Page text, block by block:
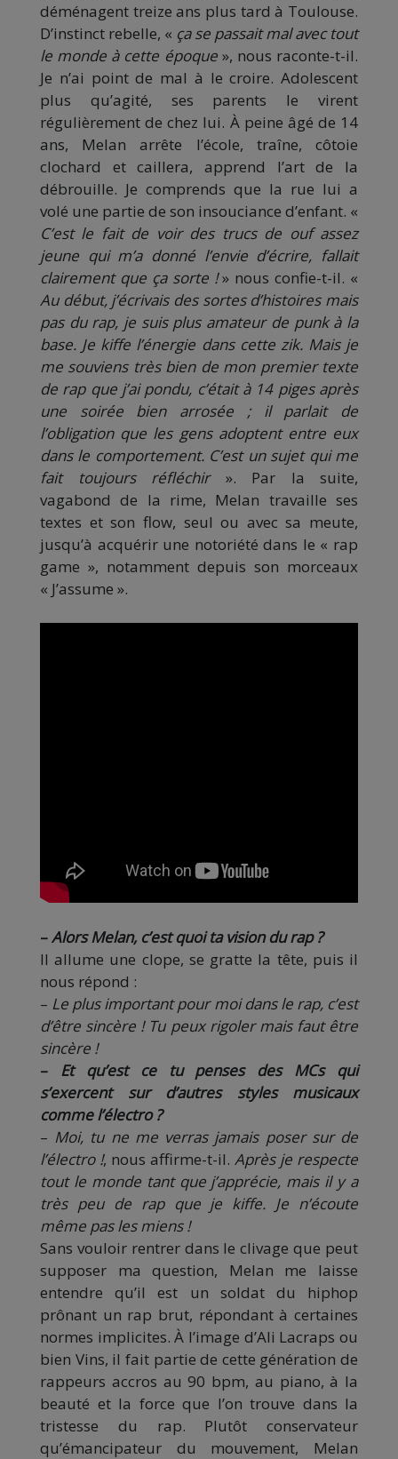
déménagent treize ans plus tard à Toulouse.
D’instinct rebelle, « ça se passait mal avec tout
le monde à cette époque », nous raconte-t-il.
Je n’ai point de mal à le croire. Adolescent
plus qu’agité, ses parents le virent
régulièrement de chez lui. À peine âgé de 14
ans, Melan arrête l’école, traîne, côtoie
clochard et caillera, apprend l’art de la
débrouille. Je comprends que la rue lui a
volé une partie de son insouciance d’enfant. «
C’est le fait de voir des trucs de ouf assez
jeune qui m’a donné l’envie d’écrire, fallait
clairement que ça sorte !» nous confie-t-il. «
Au début, j’écrivais des sortes d’histoires mais
pas du rap, je suis plus amateur de punk à la
base. Je kiffe l’énergie dans cette zik. Mais je
me souviens très bien de mon premier texte
de rap que j’ai pondu, c’était à 14 piges après
une soirée bien arrosée ; il parlait de
l’obligation que les gens adoptent entre eux
dans le comportement. C’est un sujet qui me
fait toujours réfléchir». Par la suite,
vagabond de la rime, Melan travaille ses
textes et son flow, seul ou avec sa meute,
jusqu’à acquérir une notoriété dans le « rap
game », notamment depuis son morceaux
« J’assume ».
–Alors Melan, c’est quoi ta vision du rap ?
Il allume une clope, se gratte la tête, puis il
nous répond :
– Le plus important pour moi dans le rap, c’est
d’être sincère ! Tu peux rigoler mais faut être
sincère !
– Et qu’est ce tu penses des MCs qui
s’exercent sur d’autres styles musicaux
comme l’électro ?
– Moi, tu ne me verras jamais poser sur de
l’électro !, nous affirme-t-il. Après je respecte
tout le monde tant que j’apprécie, mais il y a
très peu de rap que je kiffe. Je n’écoute
même pas les miens !
Sans vouloir rentrer dans le clivage que peut
supposer ma question, Melan me laisse
entendre qu’il est un soldat du hiphop
prônant un rap brut, répondant à certaines
normes implicites. À l’image d’Ali Lacraps ou
bien Vins, il fait partie de cette génération de
rappeurs accros au 90 bpm, au piano, à la
beauté et la force que l’on trouve dans la
tristesse du rap. Plutôt conservateur
qu’émancipateur du mouvement, Melan